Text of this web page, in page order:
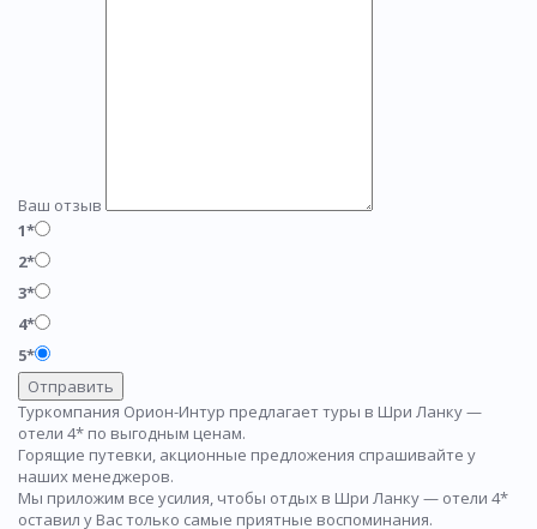
Ваш отзыв
1*
2*
3*
4*
5*
Отправить
Туркомпания Орион-Интур предлагает туры в Шри Ланку —
отели 4* по выгодным ценам.
Горящие путевки, акционные предложения спрашивайте у
наших менеджеров.
Мы приложим все усилия, чтобы отдых в Шри Ланку — отели 4*
оставил у Вас только самые приятные воспоминания.